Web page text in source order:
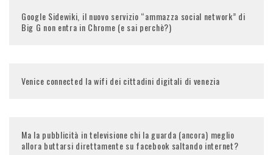
Google Sidewiki, il nuovo servizio “ammazza social network” di
Big G non entra in Chrome (e sai perchè?)
Venice connected la wifi dei cittadini digitali di venezia
Ma la pubblicità in televisione chi la guarda (ancora) meglio
allora buttarsi direttamente su facebook saltando internet?